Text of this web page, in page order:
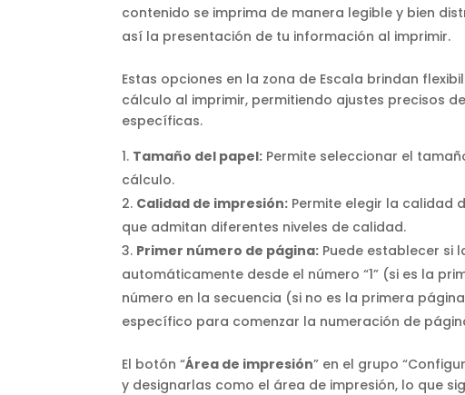
contenido se imprima de manera legible y bien
así la presentación de tu información al imprimir.
Estas opciones en la zona de Escala brindan
cálculo al imprimir, permitiendo ajustes precisos
específicas.
Tamaño del papel: Permite seleccionar el
cálculo.
Calidad de impresión: Permite elegir la calidad
que admitan diferentes niveles de calidad.
Primer número de página: Puede establecer si
automáticamente desde el número “1” (si es la
número en la secuencia (si no es la primera
específico para comenzar la numeración de
El botón “Área de impresión” en el grupo
y designarlas como el área de impresión, lo que